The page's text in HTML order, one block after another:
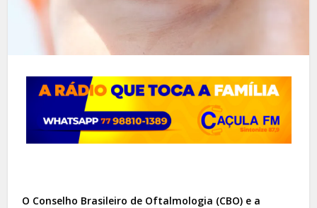
O Conselho Brasileiro de Oftalmologia (CBO) e a